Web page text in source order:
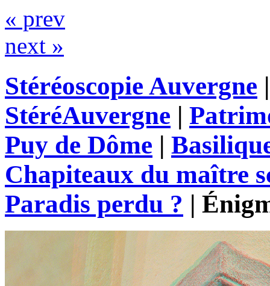
« prev
next »
Stéréoscopie Auvergne
StéréAuvergne |
Puy de Dôme |
Chapiteaux du maître
Paradis perdu ? |